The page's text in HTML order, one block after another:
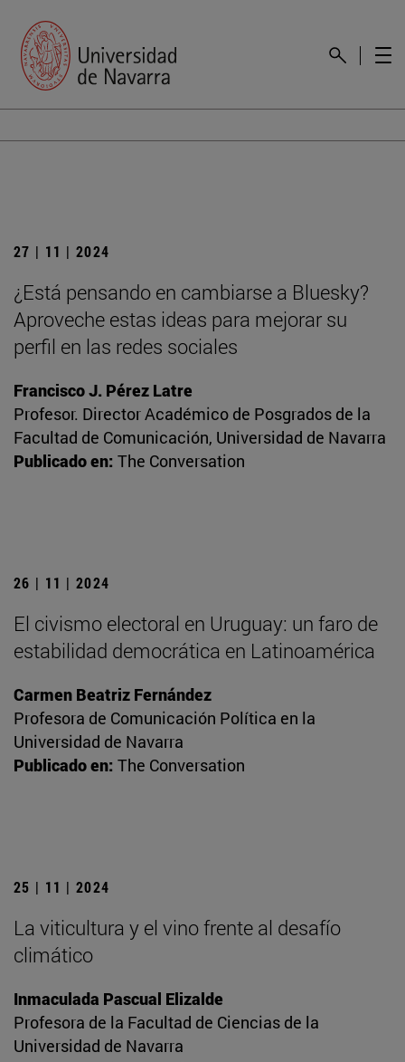
27 | 11 | 2024
¿Está pensando en cambiarse a Bluesky?
Aproveche estas ideas para mejorar su
perfil en las redes sociales
Francisco J. Pérez Latre
Profesor. Director Académico de Posgrados de la
Facultad de Comunicación, Universidad de Navarra
Publicado en: The Conversation
26 | 11 | 2024
El civismo electoral en Uruguay: un faro de
estabilidad democrática en Latinoamérica
Carmen Beatriz Fernández
Profesora de Comunicación Política en la
Universidad de Navarra
Publicado en: The Conversation
25 | 11 | 2024
La viticultura y el vino frente al desafío
climático
Inmaculada Pascual Elizalde
Profesora de la Facultad de Ciencias de la
Universidad de Navarra